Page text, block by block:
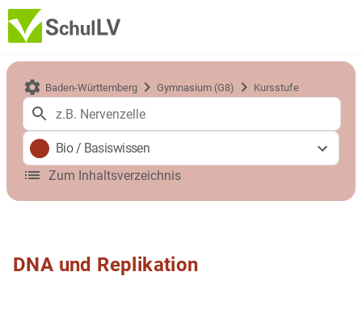
Baden-Württemberg Gymnasium (G8) Kursstufe
Bio/ Basiswissen
Zum Inhaltsverzeichnis
DNA und Replikation